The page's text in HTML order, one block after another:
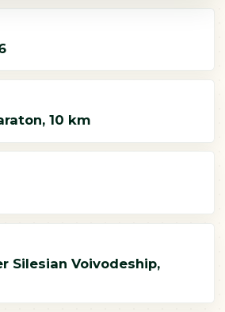
10 km
Silesian Voivodeship,